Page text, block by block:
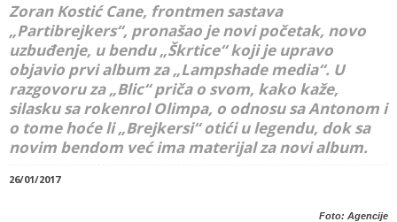
Zoran Kostić Cane, frontmen sastava
„Partibrejkers“, pronašao je novi početak, novo
uzbuđenje, u bendu „Škrtice“ koji je upravo
objavio prvi album za „Lampshade media“. U
razgovoru za „Blic“ priča o svom, kako kaže,
silasku sa rokenrol Olimpa, o odnosu sa Antonom i
o tome hoće li „Brejkersi“ otići u legendu, dok sa
novim bendom već ima materijal za novi album.
26/01/2017
Foto: Agencije